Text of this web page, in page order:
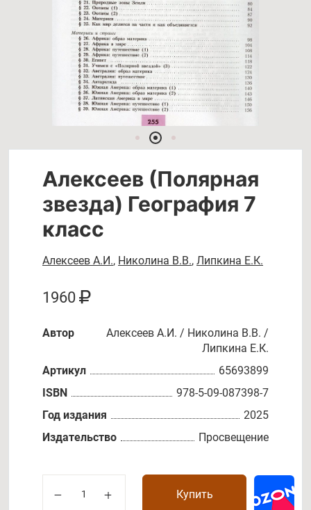
Алексеев (Полярная
звезда) География 7
класс
Алексеев А.И., Николина В.В., Липкина Е.К.
1960
Автор
Алексеев А.И. / Николина В.В. /
Липкина Е.К.
Артикул
65693899
ISBN
978-5-09-087398-7
Год издания
2025
Издательство
Просвещение
Купить